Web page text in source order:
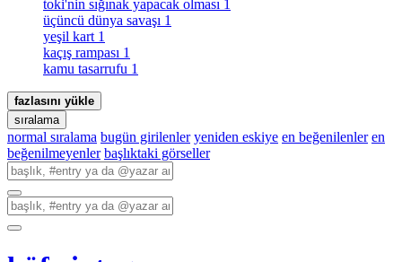
toki̇'nin sığınak yapacak olması 1
üçüncü dünya savaşı 1
yeşil kart 1
kaçış rampası 1
kamu tasarrufu 1
fazlasını yükle
sıralama
normal sıralama bugün girilenler yeniden eskiye en beğenilenler en
beğenilmeyenler başlıktaki görseller